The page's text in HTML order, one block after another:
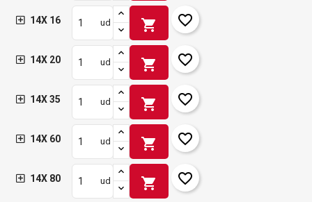
14X 16 ud shopping_cart favorite_border
14X 20 ud shopping_cart favorite_border
14X 35 ud shopping_cart favorite_border
14X 60 ud shopping_cart favorite_border
14X 80 ud shopping_cart favorite_border